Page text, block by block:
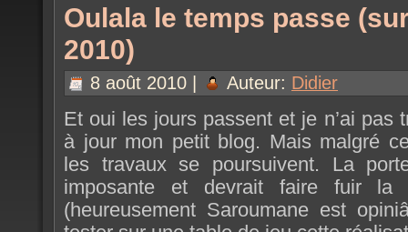
Oulala le temps passe
2010)
8 août 2010 | Auteur: Didier
Et oui les jours passent et je n’ai pas
à jour mon petit blog. Mais malgré
les travaux se poursuivent. La
imposante et devrait faire fuir la
(heureusement Saroumane est